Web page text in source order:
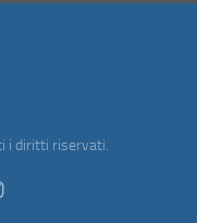
i diritti riservati.